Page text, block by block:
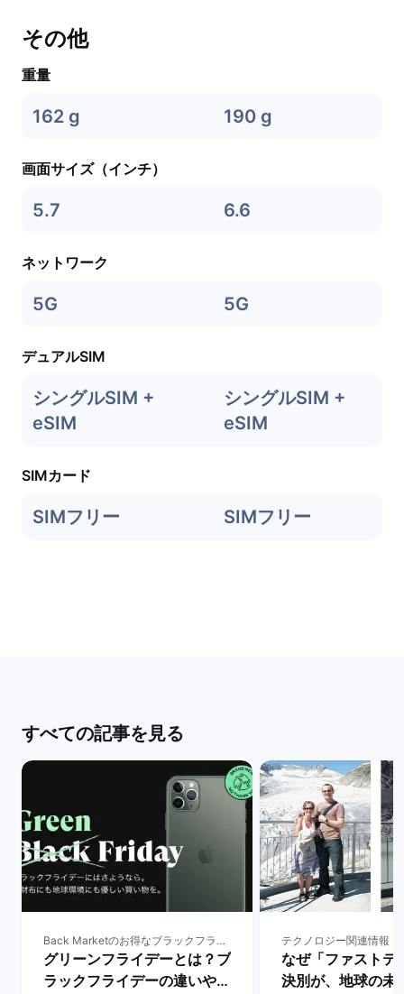
その他
重量
162 g 190 g
画面サイズ（インチ）
5.7 6.6
ネットワーク
5G 5G
デュアルSIM
シングルSIM +
eSIM
シングルSIM +
eSIM
SIMカード
SIMフリー SIMフリー
すべての記事を見る
Back Marketのお得なブラックフライデー
グリーンフライデーとは？ブ
ラックフライデーの違いやサ
テクノロジー関連情報
なぜ「ファストテ
決別が、地球の未